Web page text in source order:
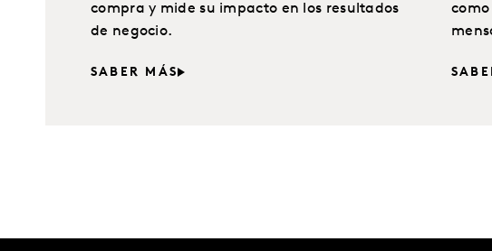
compra y mide su impacto en los resultados
de negocio.
SABER MÁS